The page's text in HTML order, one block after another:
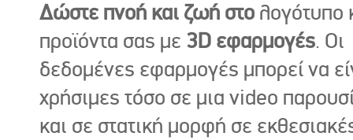
Δώστε πνοή και ζωή στο λογότυπο
προϊόντα σας με 3D εφαρμογές. Οι
δεδομένες εφαρμογές μπορεί να
χρήσιμες τόσο σε μια video
και σε στατική μορφή σε